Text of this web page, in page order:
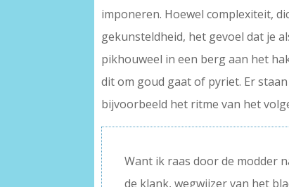
imponeren. Hoewel complexiteit,
gekunsteldheid, het gevoel dat je
pikhouweel in een berg aan het
dit om goud gaat of pyriet. Er
bijvoorbeeld het ritme van het
Want ik raas door de modder
de klank, wegwijzer van het